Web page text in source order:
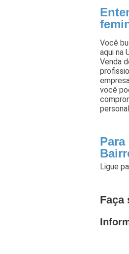
Você
aqui na
Venda
você
Ligue
Faça